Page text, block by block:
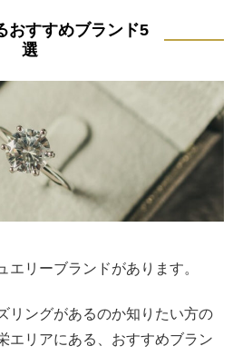
おすすめブランド5
選
リーブランドがあります。
リングがあるのか知りたい方の
エリアにある、おすすめブラン